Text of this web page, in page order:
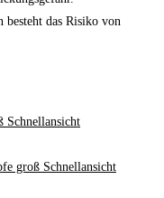
besteht das Risiko von
Schnellansicht
Schnellansicht